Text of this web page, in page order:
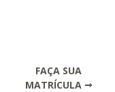
FAÇA SUA
MATRÍCULA →